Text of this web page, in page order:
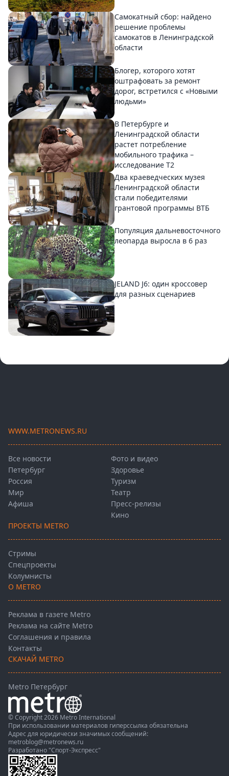
Самокатный сбор: найдено
решение проблемы
самокатов в Ленинградской
области
Блогер, которого хотят
оштрафовать за ремонт
дорог, встретился с «Новыми
людьми»
В Петербурге и
Ленинградской области
растет потребление
мобильного трафика –
исследование T2
Два краеведческих музея
Ленинградской области
стали победителями
грантовой программы ВТБ
Популяция дальневосточного
леопарда выросла в 6 раз
JELAND J6: один кроссовер
для разных сценариев
WWW.METRONEWS.RU
Все новости
Петербург
Россия
Мир
Афиша
Фото и видео
Здоровье
Туризм
Театр
Пресс-релизы
Кино
ПРОЕКТЫ METRO
Стримы
Спецпроекты
Колумнисты
О METRO
Реклама в газете Metro
Реклама на сайте Metro
Соглашения и правила
Контакты
СКАЧАЙ METRO
Metro Петербург
© Copyright 2026 Metro International
При использовании материалов гиперссылка обязательна
Адрес для юридически значимых сообщений:
metroblog@metronews.ru
Разработано "Спорт-Экспресс"